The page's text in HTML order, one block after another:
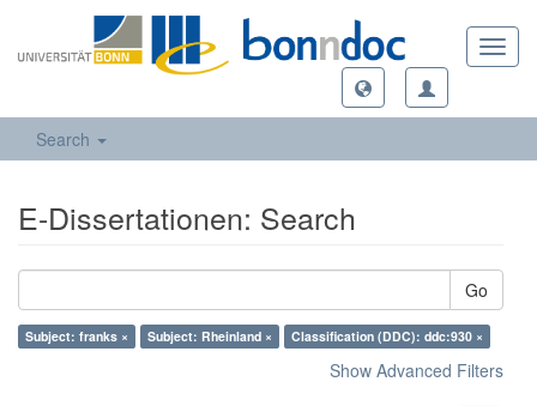
Search
E-Dissertationen: Search
Go
Subject: franks × Subject: Rheinland × Classification (DDC): ddc:930 ×
Show Advanced Filters